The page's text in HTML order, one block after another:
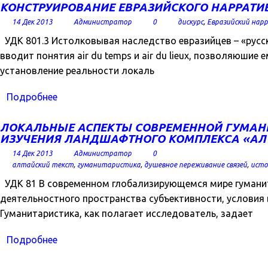
КОНСТРУИРОВАНИЕ ЕВРАЗИЙСКОГО
14 Дек 2013 Администратор 0 дискурс, Евразийский
УДК 801.3 Истолковывая наследство евразийцев –
вводит понятия air du temps и air du lieux, позволяюшие
установление реальности локаль
Подробнее
ЛОКАЛЬНЫЕ АСПЕКТЫ СОВРЕМЕННОЙ
ИЗУЧЕНИЯ ЛАНДШАФТНОГО КОМПЛЕКСА
14 Дек 2013 Администратор
0
алтайский текст, гуманитаристика, душевное переживание связей,
УДК 81 В современном глобализирующемся мире
деятельностного пространства субъективности,
Гуманитаристика, как полагает исследователь, задает
Подробнее